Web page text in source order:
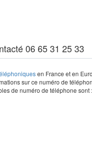
06 65 31 25 33
en France et en
sur ce numéro de
de numéro de téléphone sont :